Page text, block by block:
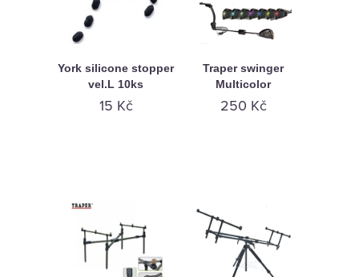
York silicone stopper
vel.L 10ks
15 Kč
Traper swinger
Multicolor
250 Kč